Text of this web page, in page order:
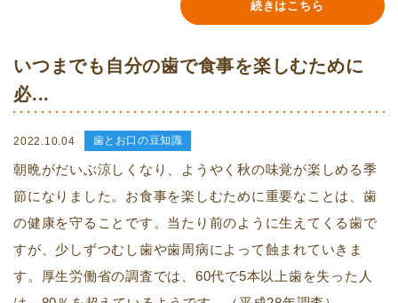
続きはこちら
いつまでも自分の歯で食事を楽しむために
必...
2022.10.04 歯とお口の豆知識
朝晩がだいぶ涼しくなり、ようやく秋の味覚が楽しめる季
節になりました。お食事を楽しむために重要なことは、歯
の健康を守ることです。当たり前のように生えてくる歯で
すが、少しずつむし歯や歯周病によって蝕まれていきま
す。厚生労働省の調査では、60代で5本以上歯を失った人